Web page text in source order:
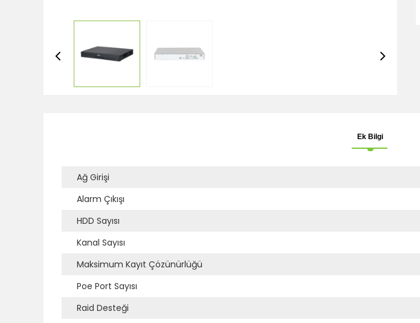
Ek Bilgi
Ağ Girişi
Alarm Çıkışı
HDD Sayısı
Kanal Sayısı
Maksimum Kayıt Çözünürlüğü
Poe Port Sayısı
Raid Desteği